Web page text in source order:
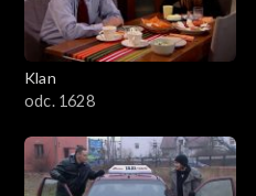
Klan
odc. 1628